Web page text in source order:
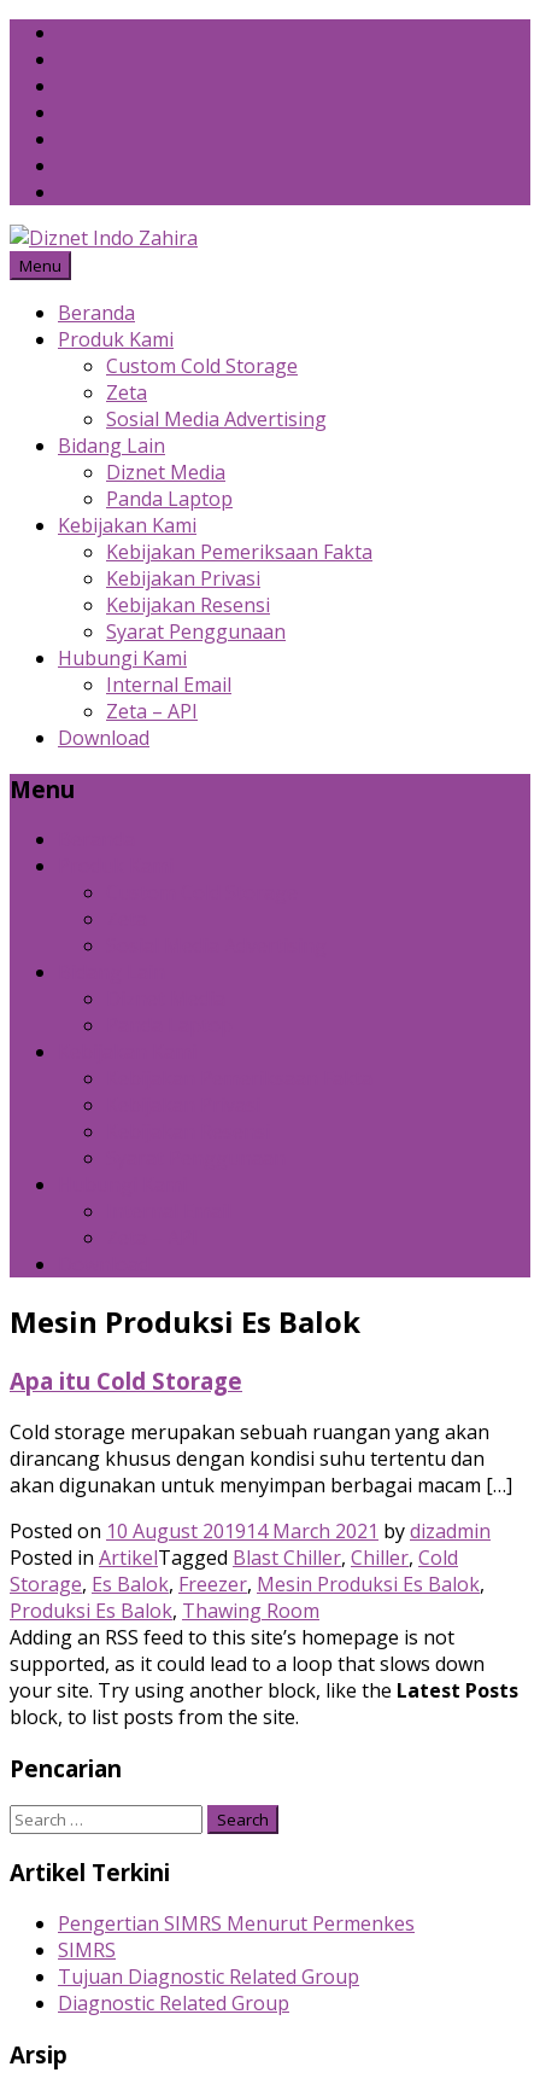
Skip
content
Menu
Beranda
Produk Kami
Custom Cold Storage
Zeta
Sosial Media Advertising
Bidang Lain
Diznet Media
Panda Laptop
Kebijakan Kami
Kebijakan Pemeriksaan Fakta
Kebijakan Privasi
Kebijakan Resensi
Syarat Penggunaan
Hubungi Kami
Internal Email
Zeta – API
Download
Menu
Mesin Produksi Es Balok
Apa itu Cold Storage
Cold storage merupakan sebuah ruangan yang akan
dirancang khusus dengan kondisi suhu tertentu dan
akan digunakan untuk menyimpan berbagai macam […]
Posted on 10 August 201914 March 2021 bydizadmin
Posted in ArtikelTagged Blast Chiller, Chiller, Cold
Storage, Es Balok, Freezer, Mesin Produksi Es Balok,
Produksi Es Balok, Thawing Room
Adding an RSS feed to this site’s homepage is not
supported, as it could lead to a loop that slows down
your site. Try using another block, like the Latest Posts
block, to list posts from the site.
Pencarian
Search
Artikel Terkini
Pengertian SIMRS Menurut Permenkes
SIMRS
Tujuan Diagnostic Related Group
Diagnostic Related Group
Arsip